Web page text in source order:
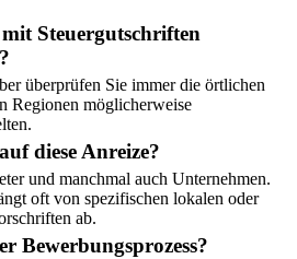
Steuergutschriften
überprüfen Sie immer die örtlichen
Regionen möglicherweise
diese Anreize?
und manchmal auch Unternehmen.
oft von spezifischen lokalen oder
ab.
Bewerbungsprozess?